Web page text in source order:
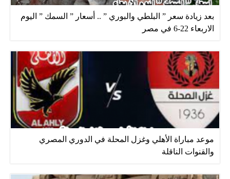
بعد زيادة سعر ” البلطي والبوري ” .. أسعار ” السمك ” اليوم
الاربعاء 22-6 في مصر
موعد مباراة الأهلي وغزل المحلة في الدوري المصري
والقنوات الناقلة